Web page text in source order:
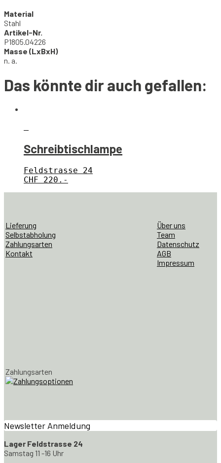
Material
Stahl
Artikel-Nr.
P1805.04226
Masse (LxBxH)
n. a.
Das könnte dir auch gefallen:
Schreibtischlampe
Feldstrasse 24
CHF 220.-
Lieferung
Selbstabholung
Zahlungsarten
Kontakt
Über uns
Team
Datenschutz
AGB
Impressum
Zahlungsarten
Newsletter Anmeldung
Lager Feldstrasse 24
Samstag 11 -16 Uhr